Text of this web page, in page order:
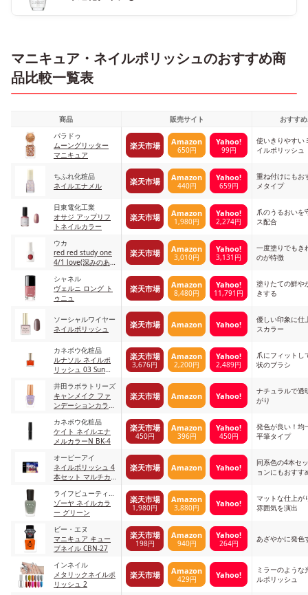
マニキュア・ネイルポリッシュのおすすめ商
品比較一覧表
商品 販売サイト
おすす
パラドゥ
ムーングリッター
マニキュア
楽天市場 Amazon
650円
Yahoo!
99円
使いきりやすい
イルポリッシュ
ちふれ化粧品
ネイルエナメル
楽天市場 Amazon
440円
Yahoo!
659円
重ね付けにもお
メタイプ
日東電化工業
オサジ アップリフ
トネイルカラー
楽天市場 Amazon
1,980円
Yahoo!
2,274円
爪のうるおいを
ス配合
ウカ
red red study one
4/1 love(深みのある
楽天市場 Amazon
3,010円
Yahoo!
3,131円
一度塗りでもき
のが特徴
シャネル
ヴェルニ ロング ト
ゥニュ
楽天市場 Amazon
8,480円
Yahoo!
11,791円
塗りたての鮮や
きする
ソーシャルワイヤー
ネイルポリッシュ
楽天市場 Amazon Yahoo!
優しい印象に仕
スカラー
カネボウ化粧品
ルナソル ネイルポ
リッシュ 03 Sun
楽天市場
3,676円
Amazon
2,200円
Yahoo!
2,489円
爪にフィットし
状のブラシ
井田ラボラトリーズ
キャンメイク ファ
ンデーションカラー
楽天市場 Amazon Yahoo!
ナチュラルで透
がり
カネボウ化粧品
ケイト ネイルエナ
メルカラーN BK-4
楽天市場
450円
Amazon
396円
Yahoo!
450円
発色が良い！均
平筆タイプ
オーピーアイ
ネイルポリッシュ 4
本セット マルチカ
楽天市場 Amazon Yahoo!
同系色の4本セ
ョンにもおすす
ライフビューティー
プロダクツ
ゾーヤ ネイルカラ
ー グリーン
楽天市場
1,980円
Amazon
3,880円 Yahoo!
マットな仕上が
雰囲気を演出
ビー・エヌ
マニキュア キュー
ブネイル CBN-27
楽天市場
198円
Amazon
940円
Yahoo!
264円 あざやかに発色
インネイル
メタリックネイルポ
リッシュ 2
楽天市場 Amazon
429円 Yahoo!
ミラーのような
ルポリッシュ